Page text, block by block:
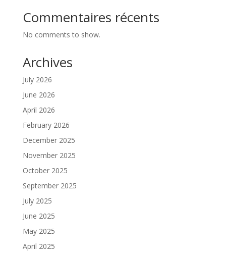
Commentaires récents
No comments to show.
Archives
July 2026
June 2026
April 2026
February 2026
December 2025
November 2025
October 2025
September 2025
July 2025
June 2025
May 2025
April 2025